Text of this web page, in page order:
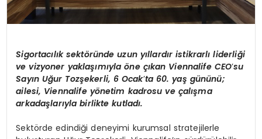
Sigortacılık sektöründe uzun yıllardır istikrarlı liderliği
ve vizyoner yaklaşımıylaöne çıkan Viennalife CEO’su
Sayın Uğur Tozşekerli, 6 Ocak’ta 60. yaş gününü;
ailesi, Viennalife yönetim kadrosu ve çalışma
arkadaşlarıyla birlikte kutladı.
Sektörde edindiği deneyimi kurumsal stratejilerle